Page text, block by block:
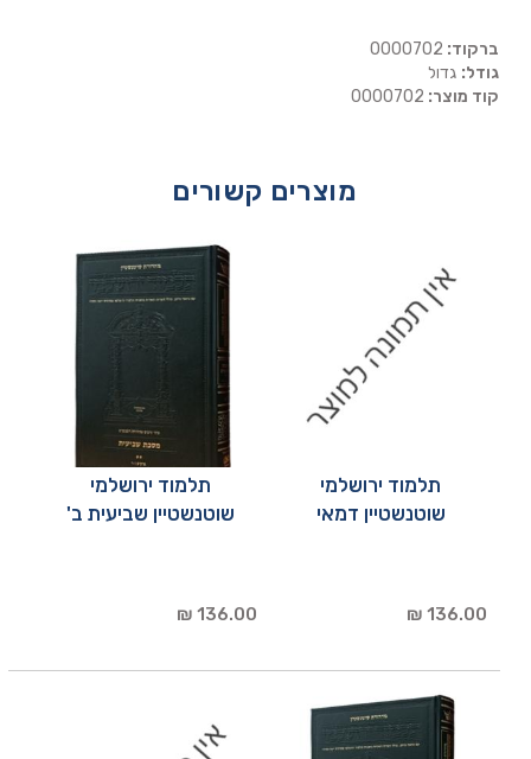
ברקוד:
גודל: גדול
קוד מוצר:
מוצרים קשורים
תלמוד ירושלמי
שוטנשטיין דמאי
136.00 ₪
תלמוד ירושלמי
שוטנשטיין שביעית ב'
136.00 ₪